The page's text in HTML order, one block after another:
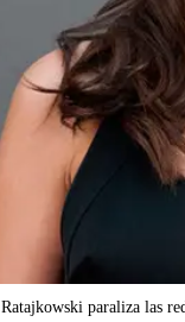
paraliza las